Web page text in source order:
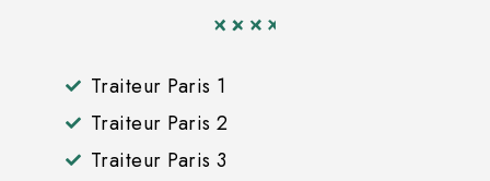
Traiteur Paris 1
Traiteur Paris 2
Traiteur Paris 3